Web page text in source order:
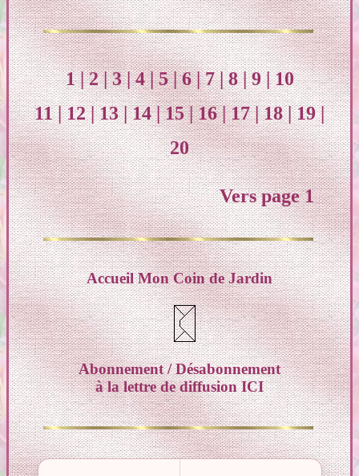
1|2|3|4|5|6|7|8|9|10
11|12|13|14|15|16|17|18|19|
20
Vers page 1
Accueil Mon Coin de Jardin
Abonnement / Désabonnement
à la lettre de diffusionICI